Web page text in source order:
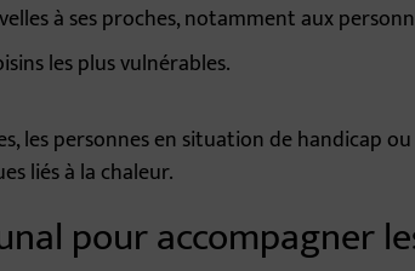
à ses proches, notamment aux
les plus vulnérables.
les personnes en situation de handicap
liés à la chaleur.
pour accompagner